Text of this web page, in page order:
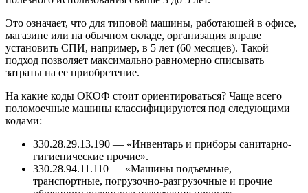
Это означает, что для типовой машины, работающей в офисе,
магазине или на обычном складе, организация вправе
установить СПИ, например, в 5 лет (60 месяцев). Такой
подход позволяет максимально равномерно списывать
затраты на ее приобретение.
На какие коды ОКОФ стоит ориентироваться? Чаще всего
поломоечные машины классифицируются под следующими
кодами:
330.28.29.13.190 — «Инвентарь и приборы санитарно-
гигиенические прочие».
330.28.94.11.110 — «Машины подъемные,
транспортные, погрузочно-разгрузочные и прочие